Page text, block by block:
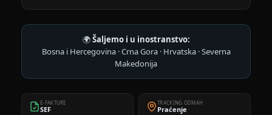
🌍Šaljemo i u inostranstvo:
Bosna i Hercegovina · Crna Gora · Hrvatska · Severna
Makedonija
E-FAKTURE
SEF
TRACKING ODMAH
Praćenje